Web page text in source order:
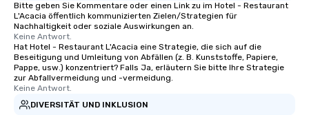
Bitte geben Sie Kommentare oder einen Link zu im Hotel - Restaurant
L'Acacia öffentlich kommunizierten Zielen/Strategien für
Nachhaltigkeit oder soziale Auswirkungen an.
Keine Antwort.
Hat Hotel - Restaurant L'Acacia eine Strategie, die sich auf die
Beseitigung und Umleitung von Abfällen (z. B. Kunststoffe, Papiere,
Pappe, usw.) konzentriert? Falls Ja, erläutern Sie bitte Ihre Strategie
zur Abfallvermeidung und -vermeidung.
Keine Antwort.
DIVERSITÄT UND INKLUSION